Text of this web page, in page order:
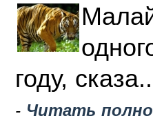
году,
- Читать